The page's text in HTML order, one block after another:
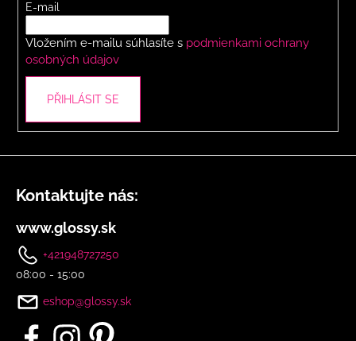
E-mail
Vložením e-mailu súhlasíte s podmienkami ochrany
osobných údajov
PŘIHLÁSIT SE
Kontaktujte nás:
www.glossy.sk
+421948727250
08:00 - 15:00
eshop@glossy.sk